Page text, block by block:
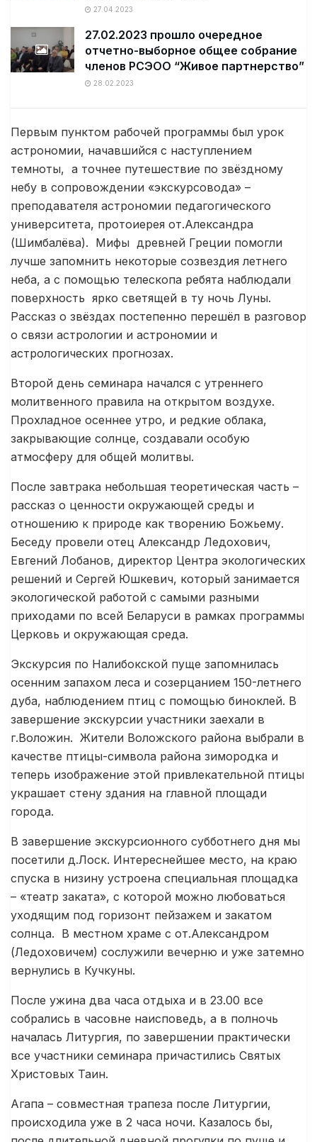
27.04.2023
27.02.2023 прошло очередное
отчетно-выборное общее собрание
членов РСЭОО “Живое партнерство”
28.02.2023
Первым пунктом рабочей программы был урок
астрономии, начавшийся с наступлением
темноты, а точнее путешествие по звёздному
небу в сопровождении «экскурсовода» –
преподавателя астрономии педагогического
университета, протоиерея от.Александра
(Шимбалёва). Мифы древней Греции помогли
лучше запомнить некоторые созвездия летнего
неба, а с помощью телескопа ребята наблюдали
поверхность ярко светящей в ту ночь Луны.
Рассказ о звёздах постепенно перешёл в разговор
о связи астрологии и астрономии и
астрологических прогнозах.
Второй день семинара начался с утреннего
молитвенного правила на открытом воздухе.
Прохладное осеннее утро, и редкие облака,
закрывающие солнце, создавали особую
атмосферу для общей молитвы.
После завтрака небольшая теоретическая часть –
рассказ о ценности окружающей среды и
отношению к природе как творению Божьему.
Беседу провели отец Александр Ледохович,
Евгений Лобанов, директор Центра экологических
решений и Сергей Юшкевич, который занимается
экологической работой с самыми разными
приходами по всей Беларуси в рамках программы
Церковь и окружающая среда.
Экскурсия по Налибокской пуще запомнилась
осенним запахом леса и созерцанием 150-летнего
дуба, наблюдением птиц с помощью биноклей. В
завершение экскурсии участники заехали в
г.Воложин. Жители Воложского района выбрали в
качестве птицы-символа района зимородка и
теперь изображение этой привлекательной птицы
украшает стену здания на главной площади
города.
В завершение экскурсионного субботнего дня мы
посетили д.Лоск. Интереснейшее место, на краю
спуска в низину устроена специальная площадка
– «театр заката», с которой можно любоваться
уходящим под горизонт пейзажем и закатом
солнца. В местном храме с от.Александром
(Ледоховичем) сослужили вечерню и уже затемно
вернулись в Кучкуны.
После ужина два часа отдыха и в 23.00 все
собрались в часовне наисповедь, а в полночь
началась Литургия, по завершении практически
все участники семинара причастились Святых
Христовых Таин.
Агапа – совместная трапеза после Литургии,
происходила уже в 2 часа ночи. Казалось бы,